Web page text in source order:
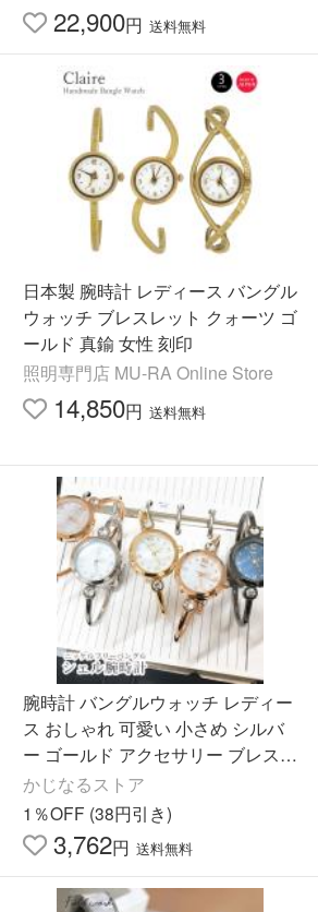
22,900円 送料無料
日本製 腕時計 レディース バングル
ウォッチ ブレスレット クォーツ ゴ
ールド 真鍮 女性 刻印
照明専門店 MU-RA Online Store
14,850円 送料無料
腕時計 バングルウォッチ レディー
ス おしゃれ 可愛い 小さめ シルバ
ー ゴールド アクセサリー ブレスレ
ット 上品 女性 20代 30代 40代 50
代 プレゼント ギフト
かじなるストア
1％OFF (38円引き)
3,762円 送料無料